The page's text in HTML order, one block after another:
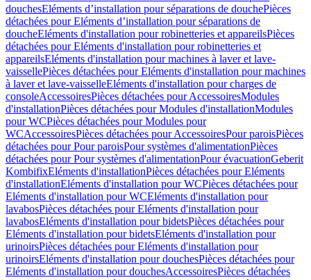
douchesEléments d’installation pour séparations de douchePièces
détachées pour Eléments d’installation pour séparations de
doucheEléments d'installation pour robinetteries et appareilsPièces
détachées pour Eléments d'installation pour robinetteries et
appareilsEléments d'installation pour machines à laver et lave-
vaissellePièces détachées pour Eléments d'installation pour machines
à laver et lave-vaisselleEléments d'installation pour charges de
consoleAccessoiresPièces détachées pour AccessoiresModules
d'installationPièces détachées pour Modules d'installationModules
pour WCPièces détachées pour Modules pour
WCAccessoiresPièces détachées pour AccessoiresPour paroisPièces
détachées pour Pour paroisPour systèmes d'alimentationPièces
détachées pour Pour systèmes d'alimentationPour évacuationGeberit
KombifixEléments d'installationPièces détachées pour Eléments
d'installationEléments d'installation pour WCPièces détachées pour
Eléments d'installation pour WCEléments d'installation pour
lavabosPièces détachées pour Eléments d'installation pour
lavabosEléments d'installation pour bidetsPièces détachées pour
Eléments d'installation pour bidetsEléments d'installation pour
urinoirsPièces détachées pour Eléments d'installation pour
urinoirsEléments d'installation pour douchesPièces détachées pour
Eléments d'installation pour douchesAccessoiresPièces détachées